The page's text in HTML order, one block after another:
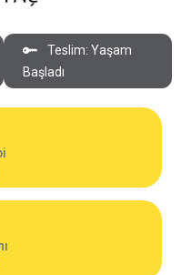
Teslim: Yaşam
Başladı